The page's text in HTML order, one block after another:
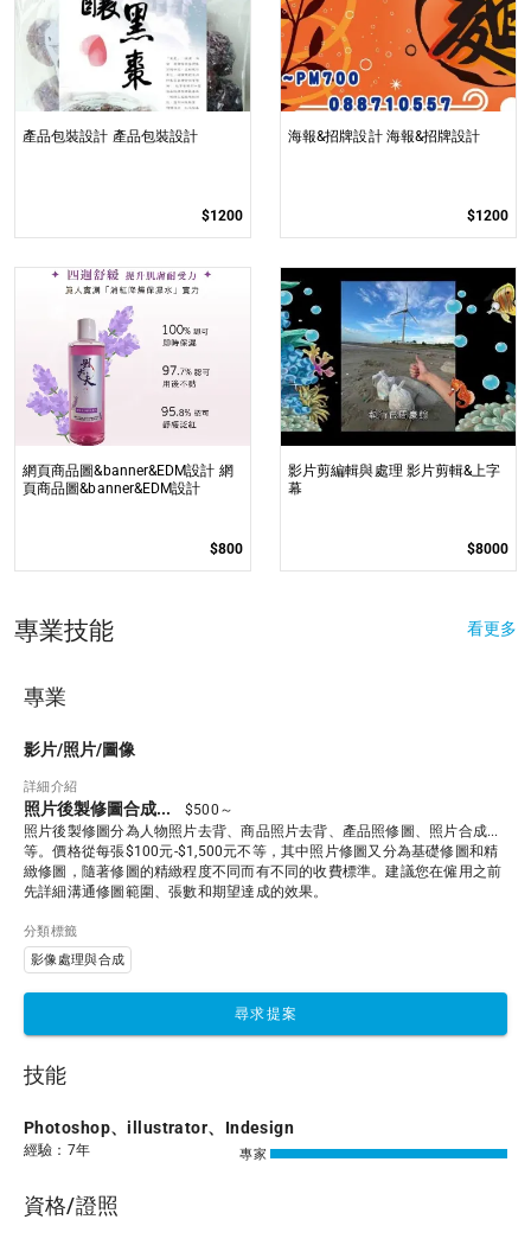
產品包裝設計 產品包裝設計
$1200
海報&招牌設計 海報&招牌設計
$1200
網頁商品圖&banner&EDM設計 網
頁商品圖&banner&EDM設計
$800
影片剪編輯與處理 影片剪輯&上字
幕
$8000
專業技能 看更多
專業
影片/照片/圖像
詳細介紹
照片後製修圖合成...
$500～
照片後製修圖分為人物照片去背、商品照片去背、產品照修圖、照片合成...
等。價格從每張$100元-$1,500元不等，其中照片修圖又分為基礎修圖和精
緻修圖，隨著修圖的精緻程度不同而有不同的收費標準。建議您在僱用之前
先詳細溝通修圖範圍、張數和期望達成的效果。
分類標籤
影像處理與合成
尋求提案
技能
Photoshop、illustrator、Indesign
經驗：7年 專家
資格/證照